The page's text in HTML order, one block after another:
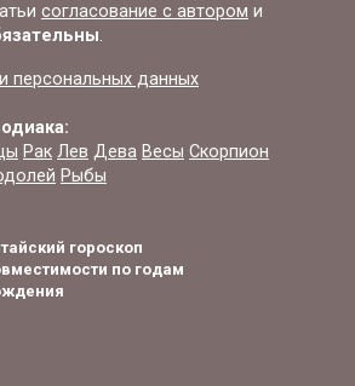
согласование с автором и
.
персональных данных
Рак Лев Дева Весы Скорпион
Рыбы
гороскоп
по годам